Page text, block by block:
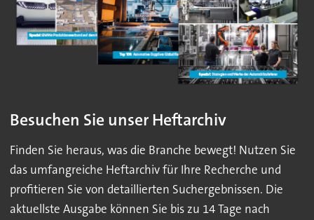
Besuchen Sie unser Heftarchiv
Finden Sie heraus, was die Branche bewegt! Nutzen Sie
das umfangreiche Heftarchiv für Ihre Recherche und
profitieren Sie von detaillierten Suchergebnissen. Die
aktuellste Ausgabe können Sie bis zu 14 Tage nach